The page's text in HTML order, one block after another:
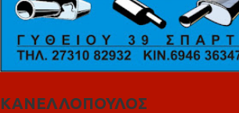
ΚΑΝΕΛΛΟΠΟΥΛΟΣ